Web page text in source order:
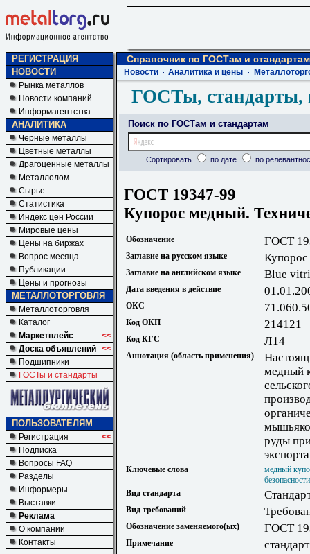
РЕГИСТРАЦИЯ
НОВОСТИ
Рынка металлов
Новости компаний
Информагентства
АНАЛИТИКА
Черные металлы
Цветные металлы
Драгоценные металлы
Металлолом
Сырье
Статистика
Индекс цен России
Мировые цены
Цены на биржах
Вопрос месяца
Публикации
Цены и прогнозы
МЕТАЛЛОТОРГОВЛЯ
Металлоторговля
Каталог
Маркетплейс
<<
Доска объявлений <<
Подшипники
ГОСТы и стандарты
ПОЛЬЗОВАТЕЛЯМ
Регистрация
<<
Подписка
Вопросы FAQ
Разделы
Информеры
Выставки
Реклама
О компании
Контакты
Справочник по ГОСТам и стандартам
Новости Аналитика и цены
ГОСТы, стандарты,
Поиск по ГОСТам и стандартам
Сортировать по дате по
ГОСТ 19347-99
Купорос медный.
Обозначение ГОСТ
Заглавие на русском языке Купорос
Заглавие на английском языке Blue
Дата введения в действие
ОКС
Код ОКП 214121
Код КГС Л14
Аннотация (область применения)
медный
руды
экспорта
Ключевые слова
медный
безопасности
Вид стандарта
Вид требований
Обозначение заменяемого(ых) ГОСТ
Примечание